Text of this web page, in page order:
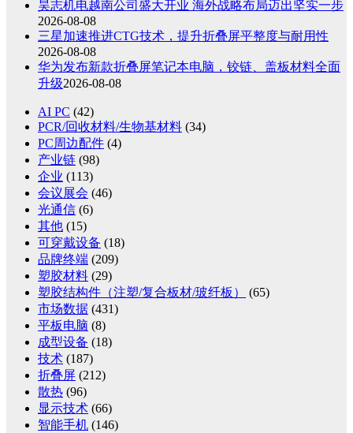
昊志机电越南公司盛大开业 海外战略布局迈出坚实一步
2026-08-08
三星加速推进CTG技术，提升折叠屏平整度与耐用性
2026-08-08
华为发布新款折叠屏笔记本电脑，铰链、盖板材料全面
升级2026-08-08
AI PC (42)
PCR/回收材料/生物基材料 (34)
PC周边配件 (4)
产业链 (98)
企业 (113)
会议展会 (46)
光通信 (6)
其他 (15)
可穿戴设备 (18)
品牌终端 (209)
塑胶材料 (29)
塑胶结构件（注塑/复合板材/玻纤板）
(65)
市场数据 (431)
平板电脑 (8)
成型设备 (18)
技术 (187)
折叠屏 (212)
散热 (96)
显示技术 (66)
智能手机 (146)